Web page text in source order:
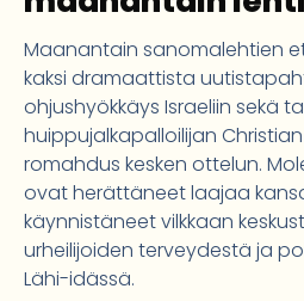
Maanantain sanomalehtien
kaksi dramaattista
ohjushyökkäys Israeliin sekä
huippujalkapalloilijan Christian
romahdus kesken ottelun.
ovat herättäneet laajaa
käynnistäneet vilkkaan
urheilijoiden terveydestä ja
Lähi-idässä.